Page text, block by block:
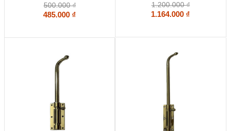
500.000₫
485.000 ₫
1.200.000₫
1.164.000 ₫